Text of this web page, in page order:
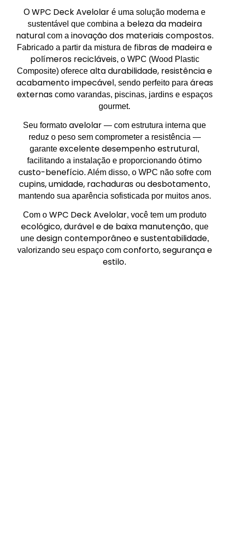
O WPC Deck Avelolar é uma solução moderna e
sustentável que combina a beleza da madeira
natural com a inovação dos materiais compostos.
Fabricado a partir da mistura de fibras de madeira e
polímeros recicláveis, o WPC (Wood Plastic
Composite) oferece alta durabilidade, resistência e
acabamento impecável, sendo perfeito para áreas
externascomo varandas, piscinas, jardins e espaços
gourmet.
Seu formato avelolar — com estrutura interna que
reduz o peso sem comprometer a resistência —
garante excelente desempenho estrutural,
facilitando a instalação e proporcionando ótimo
custo-benefício. Além disso, o WPC não sofre com
cupins, umidade, rachaduras ou desbotamento,
mantendo sua aparência sofisticada por muitos anos.
Com o WPC Deck Avelolar, você tem um produto
ecológico, durável e de baixa manutenção, que
une design contemporâneo e sustentabilidade,
valorizando seu espaço com conforto, segurança e
estilo.